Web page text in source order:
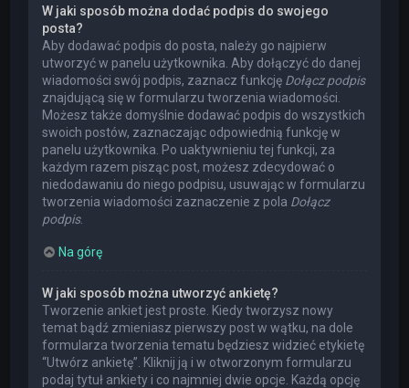
W jaki sposób można dodać podpis do swojego
posta?
Aby dodawać podpis do posta, należy go najpierw
utworzyć w panelu użytkownika. Aby dołączyć do danej
wiadomości swój podpis, zaznacz funkcję Dołącz podpis
znajdującą się w formularzu tworzenia wiadomości.
Możesz także domyślnie dodawać podpis do wszystkich
swoich postów, zaznaczając odpowiednią funkcję w
panelu użytkownika. Po uaktywnieniu tej funkcji, za
każdym razem pisząc post, możesz zdecydować o
niedodawaniu do niego podpisu, usuwając w formularzu
tworzenia wiadomości zaznaczenie z pola Dołącz
podpis.
Na górę
W jaki sposób można utworzyć ankietę?
Tworzenie ankiet jest proste. Kiedy tworzysz nowy
temat bądź zmieniasz pierwszy post w wątku, na dole
formularza tworzenia tematu będziesz widzieć etykietę
“Utwórz ankietę”. Kliknij ją i w otworzonym formularzu
podaj tytuł ankiety i co najmniej dwie opcje. Każdą opcję